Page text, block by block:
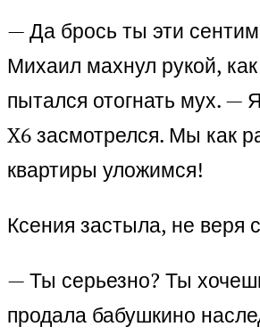
— Да брось ты эти
Михаил махнул рукой,
пытался отогнать мух. —
X6 засмотрелся. Мы как
квартиры уложимся!
Ксения застыла, не веря
— Ты серьезно? Ты
продала бабушкино